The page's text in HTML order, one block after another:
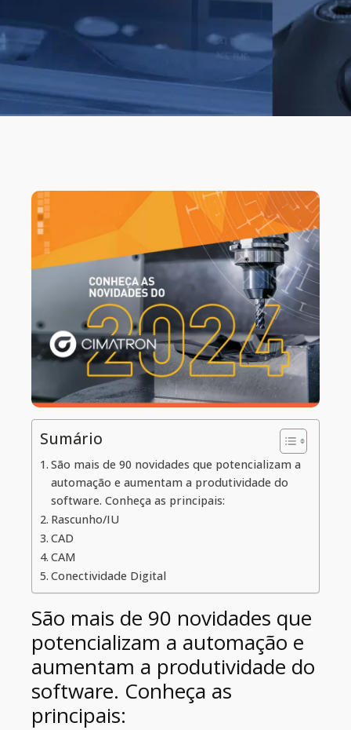
Sumário
São mais de 90 novidades que potencializam a
automação e aumentam a produtividade do
software. Conheça as principais:
Rascunho/IU
CAD
CAM
Conectividade Digital
São mais de 90 novidades que
potencializam a automação e
aumentam a produtividade do
software. Conheça as
principais: